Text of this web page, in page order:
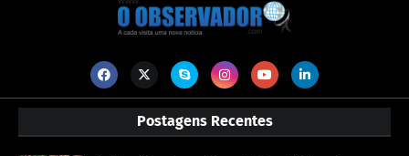
Postagens Recentes